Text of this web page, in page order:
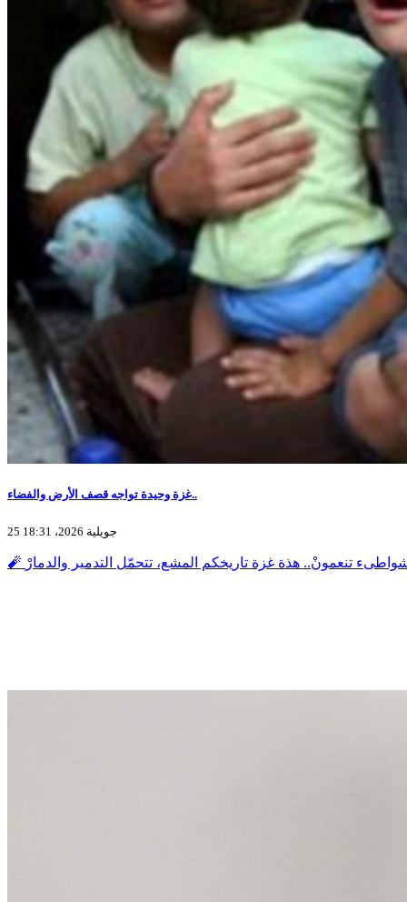
غزة وحيدة تواجه قصف الأرض والفضاء..
25 جويلية 2026، 18:31